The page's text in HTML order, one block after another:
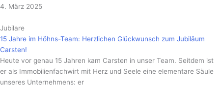
4. März 2025
Jubilare
15 Jahre im Höhns-Team: Herzlichen Glückwunsch zum Jubiläum
Carsten!
Heute vor genau 15 Jahren kam Carsten in unser Team. Seitdem ist
er als Immobilienfachwirt mit Herz und Seele eine elementare Säule
unseres Unternehmens: er